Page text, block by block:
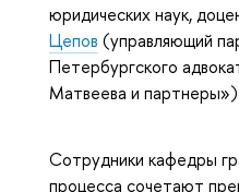
юридических наук,
Цепов (управляющий
Петербургского
Матвеева и
Сотрудники кафедры
процесса сочетают